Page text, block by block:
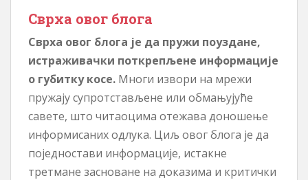
Сврха овог блога
Сврха овог блога је да пружи поуздане,
истраживачки поткрепљене информације
о губитку косе. Многи извори на мрежи
пружају супротстављене или обмањујуће
савете, што читаоцима отежава доношење
информисаних одлука. Циљ овог блога је да
поједностави информације, истакне
третмане засноване на доказима и критички